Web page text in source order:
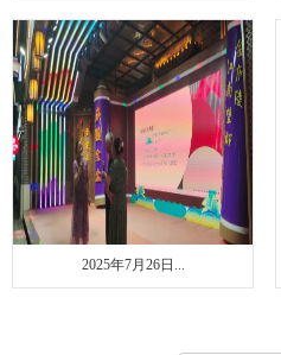
2025年7月26日...